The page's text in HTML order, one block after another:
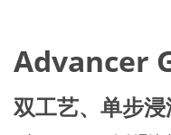
医疗设备
护眼
Through glass vias (TGV)
玻璃晶片加工
Advancer
双工艺、单步